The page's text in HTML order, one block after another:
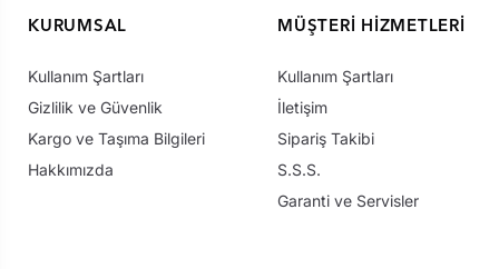
KURUMSAL
Kullanım Şartları
Gizlilik ve Güvenlik
Kargo ve Taşıma Bilgileri
Hakkımızda
MÜŞTERI HIZMETLERI
Kullanım Şartları
İletişim
Sipariş Takibi
S.S.S.
Garanti ve Servisler